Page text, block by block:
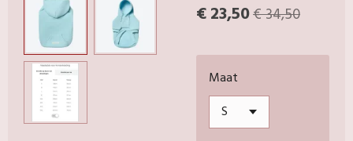
€ 23,50€ 34,50
Maat